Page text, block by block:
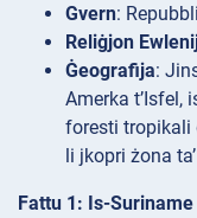
Gvern:
Reliġjon
Ġeografija:
Amerka t’Isfel,
foresti tropikali
li jkopri żona
Fattu 1: Is-